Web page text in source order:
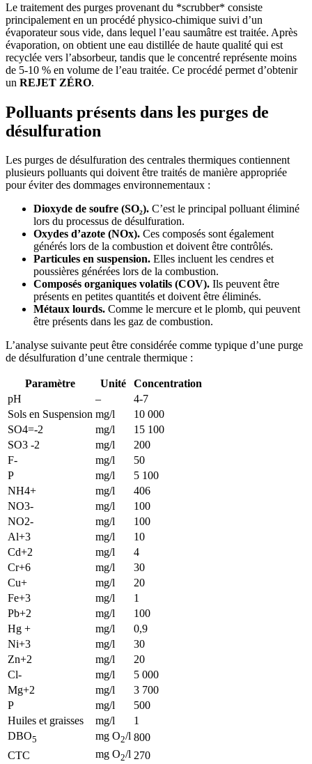
Le traitement des purges provenant du *scrubber* consiste
principalement en un procédé physico-chimique suivi d’un
évaporateur sous vide, dans lequel l’eau saumâtre est traitée. Après
évaporation, on obtient une eau distillée de haute qualité qui est
recyclée vers l’absorbeur, tandis que le concentré représente moins
de 5-10 % en volume de l’eau traitée. Ce procédé permet d’obtenir
un REJET ZÉRO.
Polluants présents dans les purges de
désulfuration
Les purges de désulfuration des centrales thermiques contiennent
plusieurs polluants qui doivent être traités de manière appropriée
pour éviter des dommages environnementaux :
Dioxyde de soufre (SO₂). C’est le principal polluant éliminé
lors du processus de désulfuration.
Oxydes d’azote (NOx). Ces composés sont également
générés lors de la combustion et doivent être contrôlés.
Particules en suspension. Elles incluent les cendres et
poussières générées lors de la combustion.
Composés organiques volatils (COV). Ils peuvent être
présents en petites quantités et doivent être éliminés.
Métaux lourds. Comme le mercure et le plomb, qui peuvent
être présents dans les gaz de combustion.
L’analyse suivante peut être considérée comme typique d’une purge
de désulfuration d’une centrale thermique :
Paramètre Unité
Concentration
pH
–
4-7
Sols en Suspension mg/l
10 000
SO4=-2
mg/l
15 100
SO3 -2
mg/l
200
F-
mg/l
50
P
mg/l
5 100
NH4+
mg/l
406
NO3-
mg/l
100
NO2-
mg/l
100
Al+3
mg/l
10
Cd+2
mg/l
4
Cr+6
mg/l
30
Cu+
mg/l
20
Fe+3
mg/l
1
Pb+2
mg/l
100
Hg +
mg/l
0,9
Ni+3
mg/l
30
Zn+2
mg/l
20
Cl-
mg/l
5 000
Mg+2
mg/l
3 700
P
mg/l
500
Huiles et graisses
mg/l
1
DBO5 mg O2/l 800
CTC
mg O2/l 270